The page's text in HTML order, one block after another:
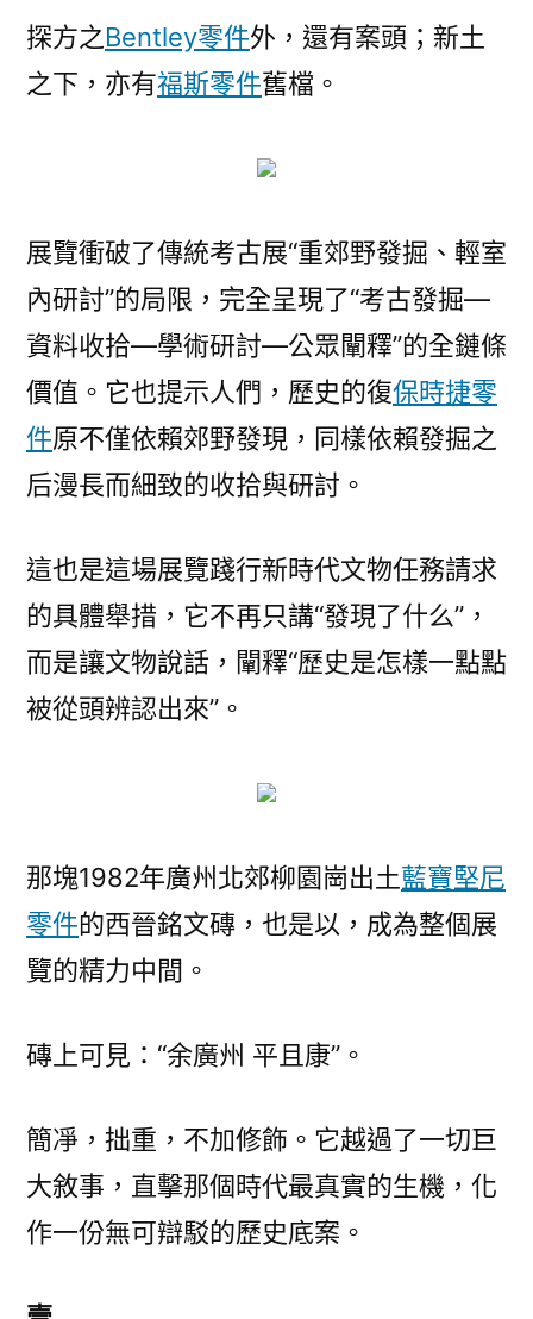
探方之Bentley零件外，還有案頭；新土
之下，亦有福斯零件舊檔。
展覽衝破了傳統考古展“重郊野發掘、輕室
內研討”的局限，完全呈現了“考古發掘—
資料收拾—學術研討—公眾闡釋”的全鏈條
價值。它也提示人們，歷史的復保時捷零
件原不僅依賴郊野發現，同樣依賴發掘之
后漫長而細致的收拾與研討。
這也是這場展覽踐行新時代文物任務請求
的具體舉措，它不再只講“發現了什么”，
而是讓文物說話，闡釋“歷史是怎樣一點點
被從頭辨認出來”。
那塊1982年廣州北郊柳園崗出土藍寶堅尼
零件的西晉銘文磚，也是以，成為整個展
覽的精力中間。
磚上可見：“余廣州 平且康”。
簡凈，拙重，不加修飾。它越過了一切巨
大敘事，直擊那個時代最真實的生機，化
作一份無可辯駁的歷史底案。